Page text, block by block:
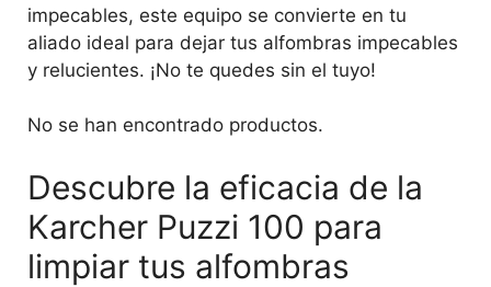
impecables, este equipo se convierte en tu
aliado ideal para dejar tus alfombras impecables
y relucientes. ¡No te quedes sin el tuyo!
No se han encontrado productos.
Descubre la eficacia de la
Karcher Puzzi 100 para
limpiar tus alfombras